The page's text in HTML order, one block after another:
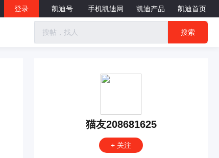
登录 凯迪号 手机凯迪网 凯迪产品 凯迪首页
搜索
猫友208681625
+ 关注